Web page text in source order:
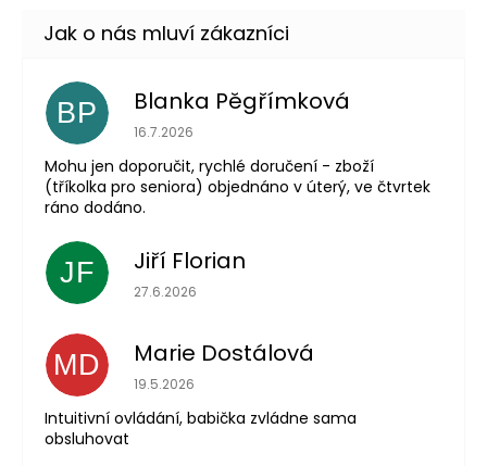
BP Blanka Pěgřímková
Hodnocení obchodu je 5 z 5 hvězdiček.
16.7.2026
Mohu jen doporučit, rychlé doručení - zboží
(tříkolka pro seniora) objednáno v úterý, ve čtvrtek
ráno dodáno.
JF Jiří Florian
Hodnocení obchodu je 5 z 5 hvězdiček.
27.6.2026
MD Marie Dostálová
Hodnocení obchodu je 5 z 5 hvězdiček.
19.5.2026
Intuitivní ovládání, babička zvládne sama
obsluhovat